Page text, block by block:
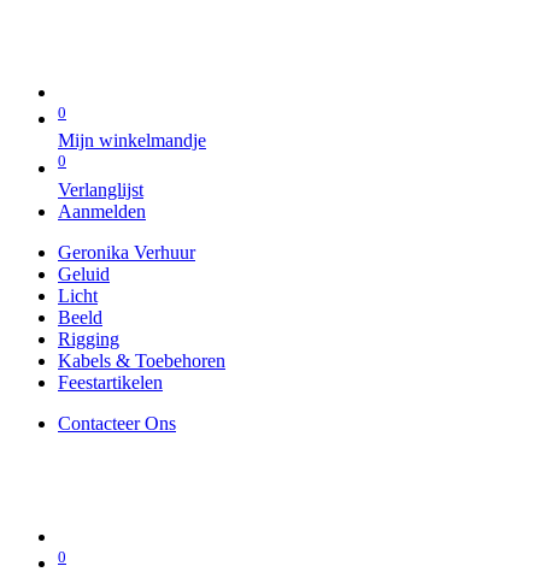
0
Mijn winkelmandje
0
Verlanglijst
Aanmelden
Geronika Verhuur
Geluid
Licht
Beeld
Rigging
Kabels & Toebehoren
Feestartikelen
Contacteer Ons
0